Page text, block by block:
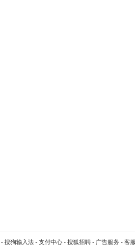
- 搜狗输入法 - 支付中心 - 搜狐招聘 - 广告服务 - 客